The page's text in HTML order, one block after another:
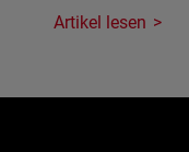
Artikel lesen